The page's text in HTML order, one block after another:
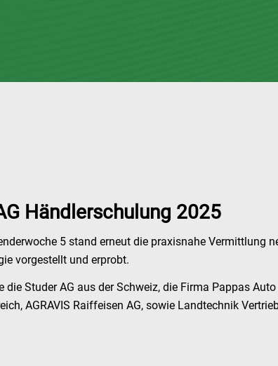
Händlerschulung 2025
5 stand erneut die praxisnahe Vermittlung
vorgestellt und erprobt.
Studer AG aus der Schweiz, die Firma Pappas
AGRAVIS Raiffeisen AG, sowie Landtechnik